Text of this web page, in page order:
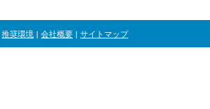
推奨環境 | 会社概要 | サイトマップ